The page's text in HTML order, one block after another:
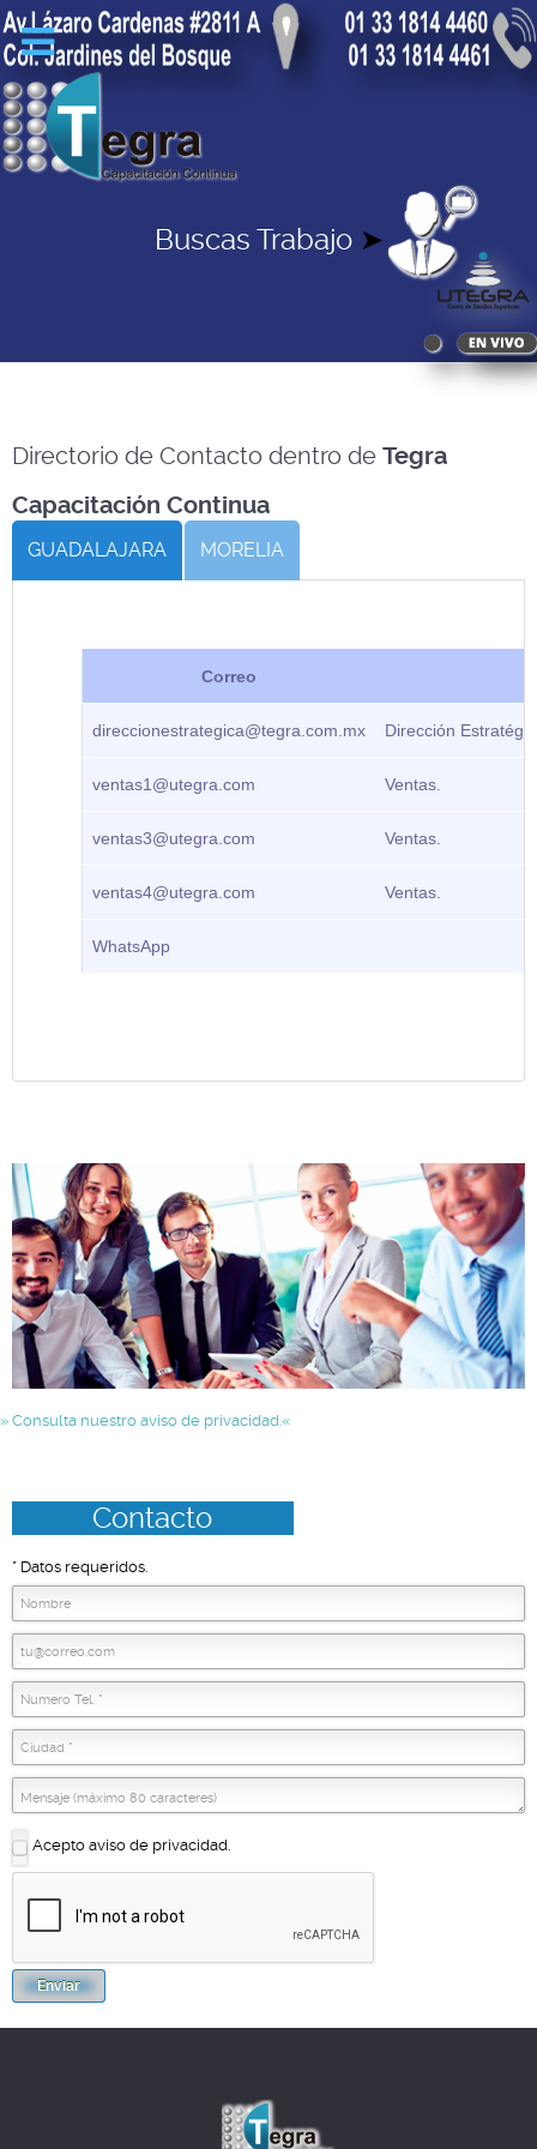
Buscas Trabajo ➤
Directorio de Contacto dentro de Tegra
Capacitación Continua
GUADALAJARA MORELIA
Correo
direccionestrategica@tegra.com.mx Dirección
ventas1@utegra.com Ventas.
ventas3@utegra.com Ventas.
ventas4@utegra.com Ventas.
WhatsApp
» Consulta nuestro aviso de privacidad.«
Contacto
* Datos requeridos.
Acepto aviso de privacidad.
Enviar